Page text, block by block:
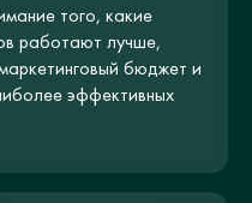
того, какие
работают лучше,
бюджет и
эффективных